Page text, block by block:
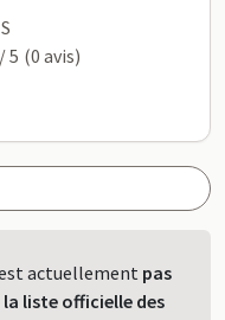
5 (0 avis)
actuellement pas
la liste officielle des